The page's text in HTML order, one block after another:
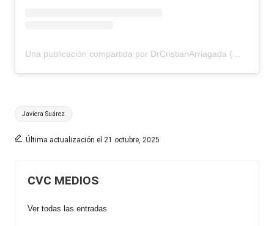
Etiquetas:
Javiera Suárez
Última actualización el 21 octubre, 2025
CVC MEDIOS
Ver todas las entradas